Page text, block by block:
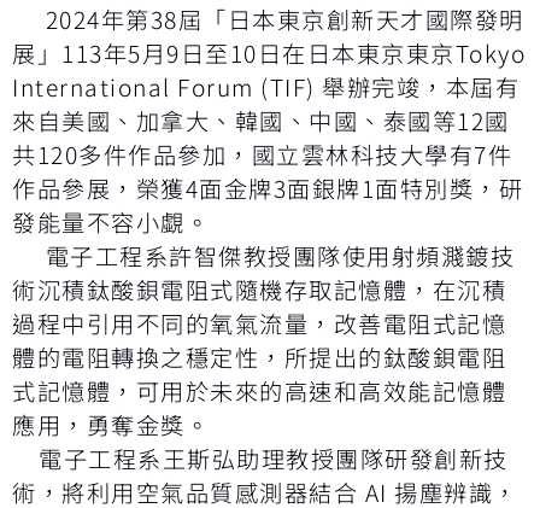
2024年第38屆「日本東京創新天才國際發明
展」113年5月9日至10日在日本東京東京Tokyo
International Forum (TIF) 舉辦完竣，本屆有
來自美國、加拿大、韓國、中國、泰國等12國
共120多件作品參加，國立雲林科技大學有7件
作品參展，榮獲4面金牌3面銀牌1面特別獎，研
發能量不容小覷。
電子工程系許智傑教授團隊使用射頻濺鍍技
術沉積鈦酸鋇電阻式隨機存取記憶體，在沉積
過程中引用不同的氧氣流量，改善電阻式記憶
體的電阻轉換之穩定性，所提出的鈦酸鋇電阻
式記憶體，可用於未來的高速和高效能記憶體
應用，勇奪金獎。
電子工程系王斯弘助理教授團隊研發創新技
術，將利用空氣品質感測器結合 AI 揚塵辨識，